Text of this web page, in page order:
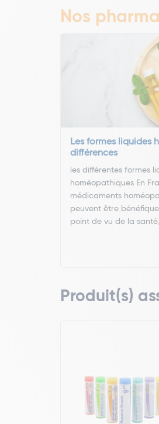
Nos
Les formes liquides
différences
les différentes formes
homéopathiques En
médicaments
peuvent être
point de vu de la santé,
Produit(s)